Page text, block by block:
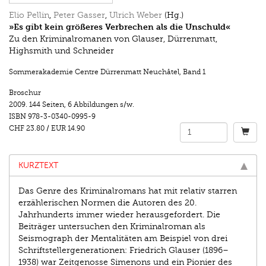
Elio Pellin Peter Gasser Ulrich Weber (Hg.)
»Es gibt kein größeres Verbrechen als die Unschuld«
Zu den Kriminalromanen von Glauser, Dürrenmatt,
Highsmith und Schneider
Sommerakademie Centre Dürrenmatt Neuchâtel Band 1
Broschur
2009. 144 Seiten 6 Abbildungen s/w.
ISBN 978-3-0340-0995-9
CHF 23.80 / EUR 14.90
KURZTEXT
Das Genre des Kriminalromans hat mit relativ starren
erzählerischen Normen die Autoren des 20.
Jahrhunderts immer wieder herausgefordert. Die
Beiträger untersuchen den Kriminalroman als
Seismograph der Mentalitäten am Beispiel von drei
Schriftstellergenerationen: Friedrich Glauser (1896–
1938) war Zeitgenosse Simenons und ein Pionier des